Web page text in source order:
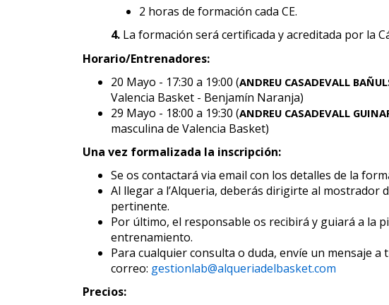
2 horas de formación cada CE.
4. La formación será certificada y acreditada por la
Horario/Entrenadores:
20 Mayo - 17:30 a 19:00 (ANDREU CASADEVALL
Valencia Basket - Benjamín Naranja)
29 Mayo - 18:00 a 19:30 (ANDREU CASADEVALL
masculina de Valencia Basket)
Una vez formalizada la inscripción:
Se os contactará via email con los detalles de la
Al llegar a l’Alqueria, deberás dirigirte al mostrador
pertinente.
Por último, el responsable os recibirá y guiará a la
entrenamiento.
Para cualquier consulta o duda, envíe un mensaje
correo: gestionlab@alqueriadelbasket.com
Precios: